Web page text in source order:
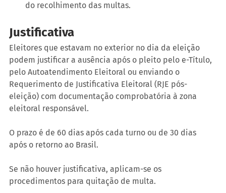
do recolhimento das multas.
Justificativa
Eleitores que estavam no exterior no dia da eleição
podem justificar a ausência após o pleito pelo e-Título,
pelo Autoatendimento Eleitoral ou enviando o
Requerimento de Justificativa Eleitoral (RJE pós-
eleição) com documentação comprobatória à zona
eleitoral responsável.
O prazo é de 60 dias após cada turno ou de 30 dias
após o retorno ao Brasil.
Se não houver justificativa, aplicam-se os
procedimentos para quitação de multa.